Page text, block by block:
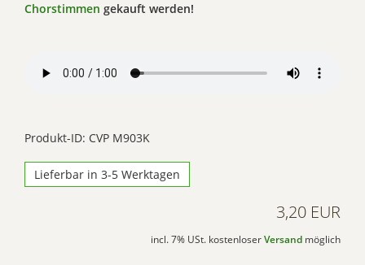
Chorstimmen gekauft werden!
Produkt-ID: CVP M903K
Lieferbar in 3-5 Werktagen
3,20 EUR
incl. 7% USt. kostenloser Versand möglich